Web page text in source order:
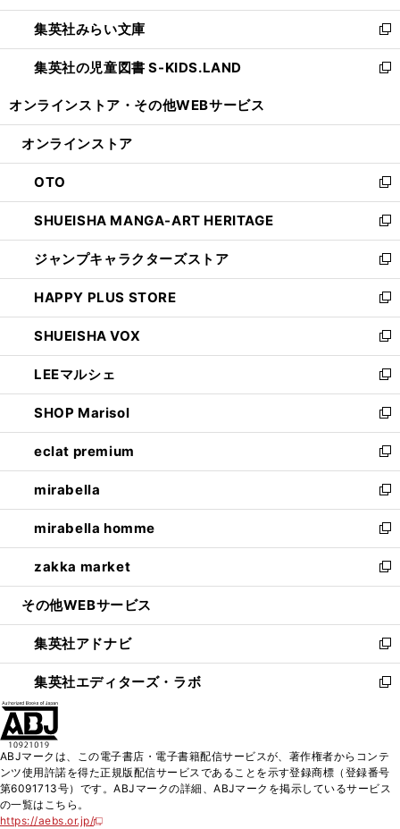
開
く
ウ
で
開
く
ン
ド
ウ
で
ウ
ィ
ン
ド
開
集英社みらい文庫
新
し
い
ン
ウ
で
開
く
集英社の児童図書 S-KIDS.LAND
新
ウ
ン
ド
ウ
で
開
く
オンラインストア・ その他WEBサービス
オンラインストア
OTO
新
し
い
ウ
ィ
ン
ド
ウ
で
開
く
SHUEISHA MANGA-ART HERITAGE
新
し
い
ウ
ィ
ン
ド
ウ
で
開
く
ジャンプキャラクターズストア
新
し
い
ウ
ィ
ン
ド
ウ
で
開
く
HAPPY PLUS STORE
新
し
い
ウ
ィ
ン
ド
ウ
で
開
く
SHUEISHA VOX
新
し
い
ウ
ィ
ン
ド
ウ
で
開
く
LEEマルシェ
新
し
い
ウ
ィ
ン
ド
ウ
で
開
く
SHOP Marisol
新
し
い
ウ
ィ
ン
ド
ウ
で
開
eclat premium
新
し
い
ウ
ィ
ン
ド
ウ
開
く
mirabella
新
し
い
ウ
ィ
ン
ウ
で
開
く
mirabella homme
新
し
い
ウ
ン
ド
ウ
で
zakka market
新
し
ウ
ィ
ン
ド
く
その他WEBサービス
集英社アドナビ
新
し
い
ド
ウ
で
集英社エディターズ・ラボ
新
ィ
ン
ド
ABJマークは、この電子書店・電子書籍配信サービスが、著作権者からコンテ
ンツ使用許諾を得た正規版配信サービスであることを示す登録商標（登録番号
第6091713号）です。ABJマークの詳細、ABJマークを掲示しているサービス
の一覧はこちら。
https://aebs.or.jp/
新